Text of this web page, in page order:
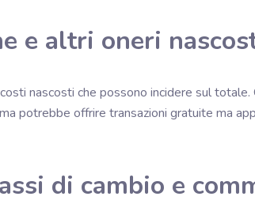
e altri oneri
nascosti che possono incidere sul
potrebbe offrire transazioni gratuite ma
di cambio e